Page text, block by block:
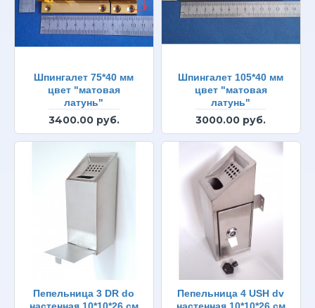
Шпингалет 75*40 мм
цвет "матовая
латунь"
3400.00 руб.
Шпингалет 105*40 мм
цвет "матовая
латунь"
3000.00 руб.
Пепельница 3 DR do
Пепельница 4 USH dv